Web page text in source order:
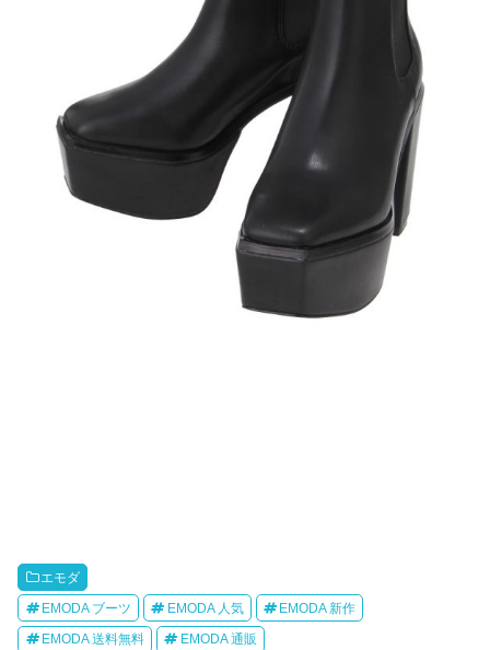
エモダ
EMODA ブーツ EMODA 人気 EMODA 新作
EMODA 送料無料 EMODA 通販